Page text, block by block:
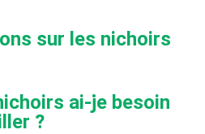
sur les nichoirs
ai-je besoin
?